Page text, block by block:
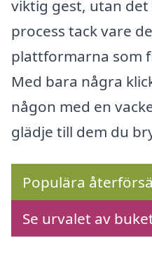
viktig gest, utan det
process tack vare
plattformarna som
Med bara några
någon med en
glädje till dem du
Populära
Se urvalet av